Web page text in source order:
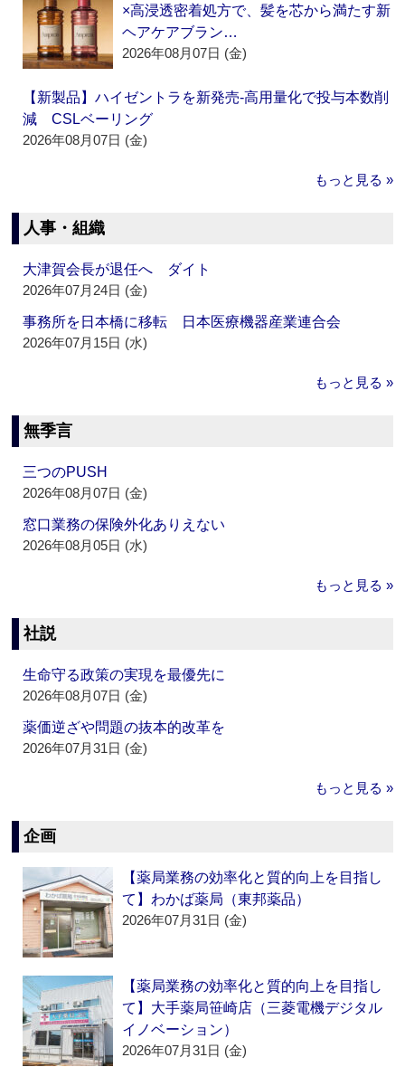
×高浸透密着処方で、髪を芯から満たす新
ヘアケアブラン…
2026年08月07日 (金)
【新製品】ハイゼントラを新発売‐高用量化で投与本数削
減 CSLベーリング
2026年08月07日 (金)
もっと見る »
人事・組織
大津賀会長が退任へ ダイト
2026年07月24日 (金)
事務所を日本橋に移転 日本医療機器産業連合会
2026年07月15日 (水)
もっと見る »
無季言
三つのPUSH
2026年08月07日 (金)
窓口業務の保険外化ありえない
2026年08月05日 (水)
もっと見る »
社説
生命守る政策の実現を最優先に
2026年08月07日 (金)
薬価逆ざや問題の抜本的改革を
2026年07月31日 (金)
もっと見る »
企画
【薬局業務の効率化と質的向上を目指し
て】わかば薬局（東邦薬品）
2026年07月31日 (金)
【薬局業務の効率化と質的向上を目指し
て】大手薬局笹崎店（三菱電機デジタル
イノベーション）
2026年07月31日 (金)